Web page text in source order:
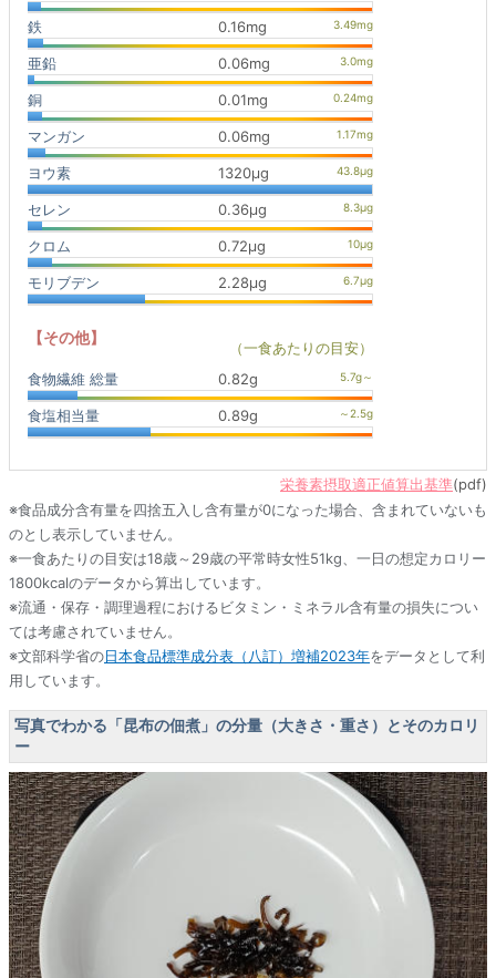
鉄 0.16mg
亜鉛 0.06mg
銅 0.01mg
マンガン 0.06mg
ヨウ素 1320μg
セレン 0.36μg
クロム 0.72μg
モリブデン 2.28μg
【その他】
（一食あたりの目安）
食物繊維 総量
0.82g
食塩相当量 0.89g
栄養素摂取適正値算出基準(pdf)
※食品成分含有量を四捨五入し含有量が0になった場合、含まれていないも
のとし表示していません。
※一食あたりの目安は18歳～29歳の平常時女性51kg、一日の想定カロリー
1800kcalのデータから算出しています。
※流通・保存・調理過程におけるビタミン・ミネラル含有量の損失につい
ては考慮されていません。
※文部科学省の日本食品標準成分表（八訂）増補2023年をデータとして利
用しています。
写真でわかる「昆布の佃煮」の分量（大きさ・重さ）とそのカロリ
ー